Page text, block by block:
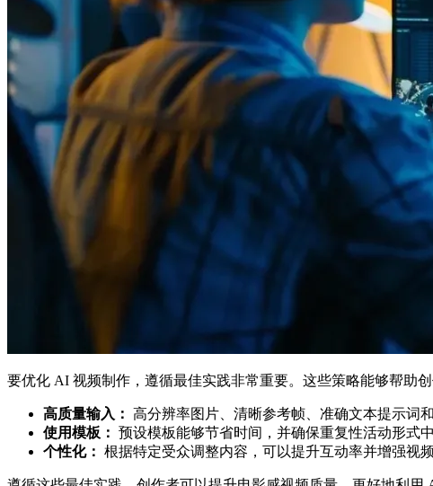
要优化 AI 视频制作，遵循最佳实践非常重要。这些策略能够帮助
高质量输入： 高分辨率图片、清晰参考帧、准确文本提示词
使用模板： 预设模板能够节省时间，并确保重复性活动形式
个性化： 根据特定受众调整内容，可以提升互动率并增强视